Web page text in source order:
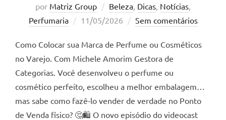
por Matriz Group Beleza Dicas Notícias
Perfumaria
Postado
11/05/2026 Sem comentários
Como Colocar sua Marca de Perfume ou Cosméticos
no Varejo. Com Michele Amorim Gestora de
Categorias. Você desenvolveu o perfume ou
cosmético perfeito, escolheu a melhor embalagem…
mas sabe como fazê-lo vender de verdade no Ponto
de Venda físico? 🤔🛍️ O novo episódio do videocast